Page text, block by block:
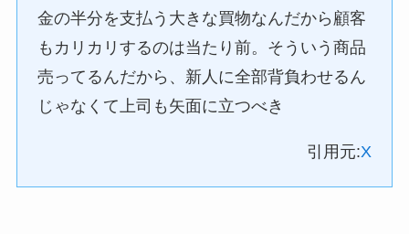
金の半分を支払う大きな買物なんだから顧客
もカリカリするのは当たり前。そういう商品
売ってるんだから、新人に全部背負わせるん
じゃなくて上司も矢面に立つべき
引用元:X